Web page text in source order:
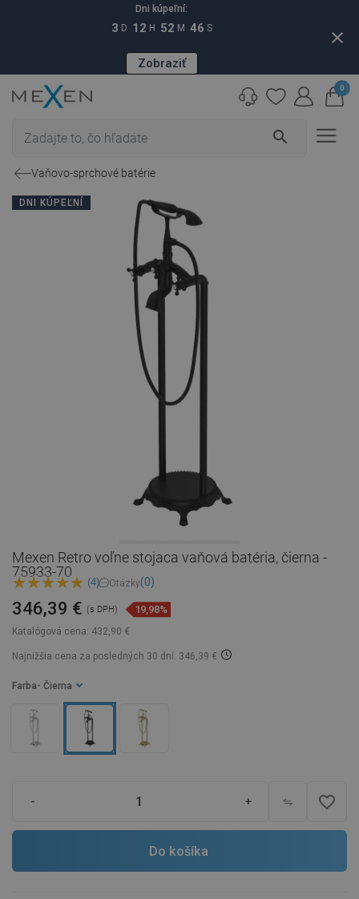
Dni kúpeľní:
3 D 12 H 52 M 45 S
Zobraziť
close
search
0
Vaňovo-sprchové batérie
DNI KÚPEĽNÍ
Mexen Retro voľne stojaca vaňová batéria, čierna -
75933-70
(4) Otázky(0)
Katalógová cena: 432,90 €
346,39 € (s DPH) 19,98%
Najnižšia cena za posledných 30 dní: 346,39 €
Farba - Čierna
- + favorite_border
Do košíka